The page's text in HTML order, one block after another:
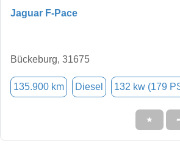
Jaguar F-Pace
Bückeburg, 31675
135.900 km Diesel 132 kw (179
★